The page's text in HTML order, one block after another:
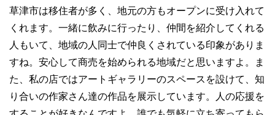
草津市は移住者が多く、地元の方もオープンに受け入れて
くれます。一緒に飲みに行ったり、仲間を紹介してくれる
人もいて、地域の人同士で仲良くされている印象がありま
すね。安心して商売を始められる地域だと思いますよ。ま
た、私の店ではアートギャラリーのスペースを設けて、知
り合いの作家さん達の作品を展示しています。人の応援を